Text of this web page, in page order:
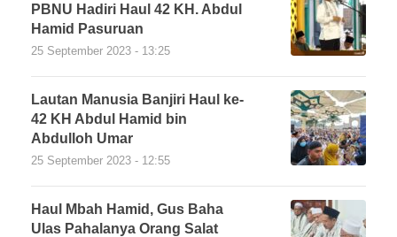
PBNU Hadiri Haul 42 KH. Abdul
Hamid Pasuruan
25 September 2023 - 13:25
Lautan Manusia Banjiri Haul ke-
42 KH Abdul Hamid bin
Abdulloh Umar
25 September 2023 - 12:55
Haul Mbah Hamid, Gus Baha
Ulas Pahalanya Orang Salat